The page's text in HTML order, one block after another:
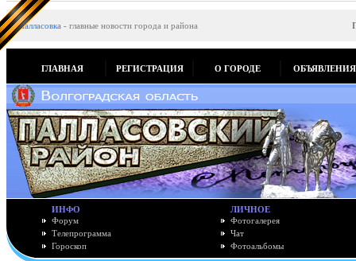
Палласовка - главные новости города и района
ГЛАВНАЯ РЕГИСТРАЦИЯ О ГОРОДЕ ОБЪЯВЛЕНИЯ
ИНФО
Форум
Телепрограмма
Гороскоп
ЛИЧНОЕ
Фотогалерея
Чат
Фотоальбомы